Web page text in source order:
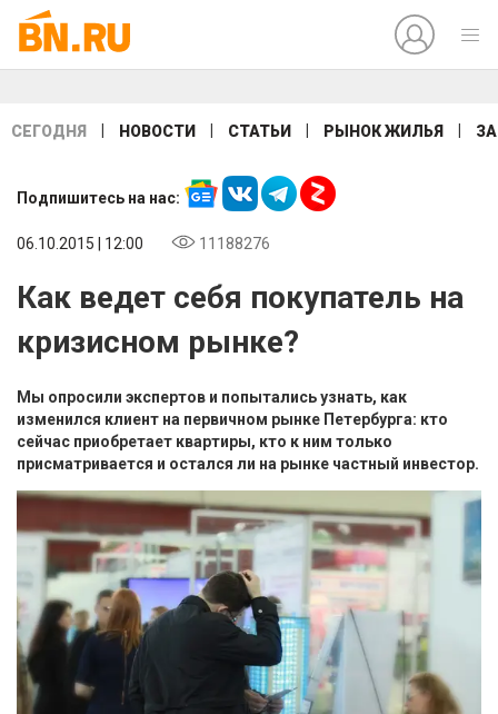
СЕГОДНЯ НОВОСТИ СТАТЬИ РЫНОК ЖИЛЬЯ
Подпишитесь на нас:
06.10.2015 | 12:00 11188276
Как ведет себя покупатель на
кризисном рынке?
Мы опросили экспертов и попытались узнать, как
изменился клиент на первичном рынке Петербурга: кто
сейчас приобретает квартиры, кто к ним только
присматривается и остался ли на рынке частный инвестор.